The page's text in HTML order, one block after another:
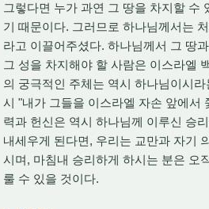
그렇다면 누가 과연 그 땅을 차지할 수
기 때문이다. 그러므로 하나님께서는
라고 이끌어주셨다. 하나님께서 그 땅
그 성을 차지해야 할 사람은 이스라엘
의 궁극적인 주체는 역시 하나님이시
시 "내가 그들을 이스라엘 자손 앞에서
력과 헌신은 역시 하나님께 이루신 승
내세우게 된다면, 우리는 교만과 자기
시며, 마침내 승리하게 하시는 분은 오
룰 수 있을 것이다.